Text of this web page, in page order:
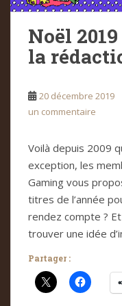
Noël
la
20 décembre 2019
un commentaire
Voilà depuis 2009
exception, les
Gaming vous
titres de l’année
rendez compte ?
trouver une idée
Partager :